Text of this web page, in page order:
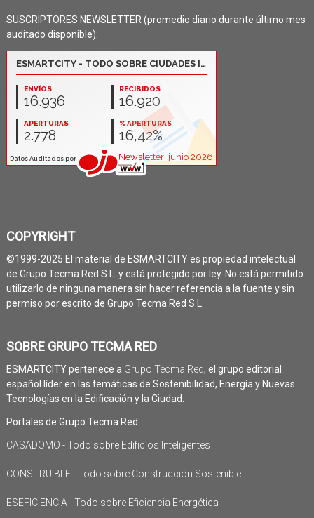
SUSCRIPTORES NEWSLETTER (promedio diario durante último mes
auditado disponible):
COPYRIGHT
©1999-2025 El material de ESMARTCITY es propiedad intelectual
de Grupo Tecma Red S.L. y está protegido por ley. No está permitido
utilizarlo de ninguna manera sin hacer referencia a la fuente y sin
permiso por escrito de Grupo Tecma Red S.L.
SOBRE GRUPO TECMA RED
ESMARTCITY pertenece a Grupo Tecma Red, el grupo editorial
español líder en las temáticas de Sostenibilidad, Energía y Nuevas
Tecnologías en la Edificación y la Ciudad.
Portales de Grupo Tecma Red:
CASADOMO - Todo sobre Edificios Inteligentes
CONSTRUIBLE - Todo sobre Construcción Sostenible
ESEFICIENCIA - Todo sobre Eficiencia Energética